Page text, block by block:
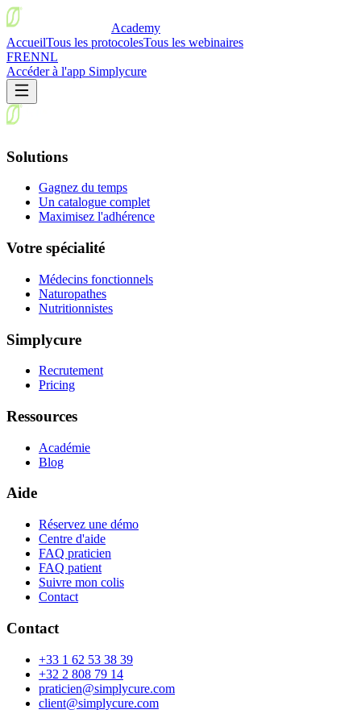
Academy
AccueilTous les protocolesTous les webinaires
FRENNL
Accéder à l'app Simplycure
Solutions
Gagnez du temps
Un catalogue complet
Maximisez l'adhérence
Votre spécialité
Médecins fonctionnels
Naturopathes
Nutritionnistes
Simplycure
Recrutement
Pricing
Ressources
Académie
Blog
Aide
Réservez une démo
Centre d'aide
FAQ praticien
FAQ patient
Suivre mon colis
Contact
Contact
+33 1 62 53 38 39
+32 2 808 79 14
praticien@simplycure.com
client@simplycure.com